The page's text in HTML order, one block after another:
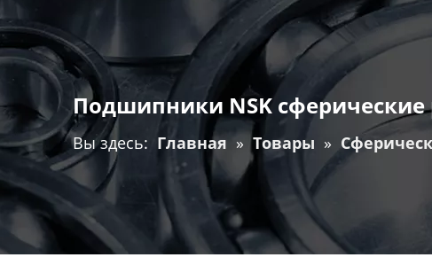
Подшипники NSK сферические
Вы здесь: Главная » Товары »